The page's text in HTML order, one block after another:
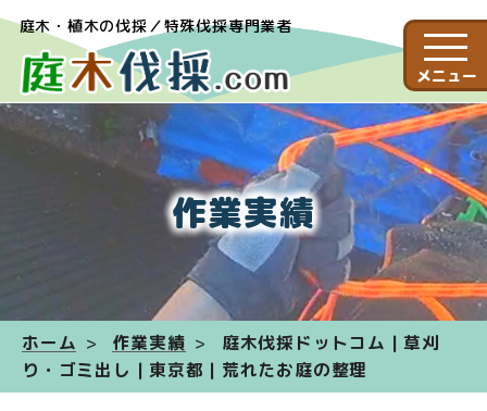
庭木・植木の伐採／特殊伐採専門業者
作業実績
ホーム 作業実績
庭木伐採ドットコム | 草刈
り・ゴミ出し | 東京都 | 荒れたお庭の整理
メニュー